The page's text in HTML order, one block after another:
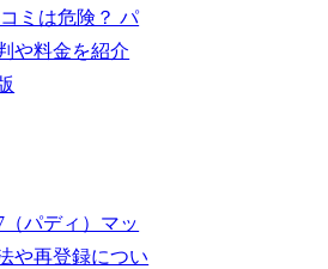
ミは危険？ パ
や料金を紹介
（パディ）マッ
や再登録につい